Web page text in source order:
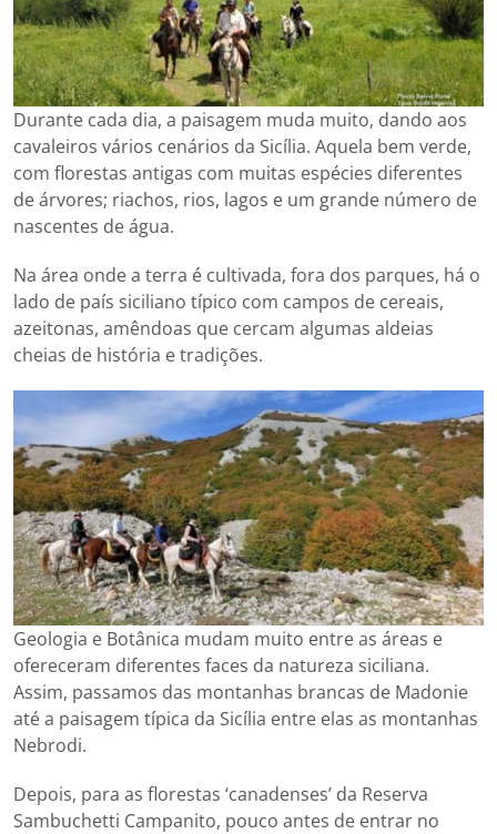
Durante cada dia, a paisagem muda muito, dando aos
cavaleiros vários cenários da Sicília. Aquela bem verde,
com florestas antigas com muitas espécies diferentes
de árvores; riachos, rios, lagos e um grande número de
nascentes de água.
Na área onde a terra é cultivada, fora dos parques, há o
lado de país siciliano típico com campos de cereais,
azeitonas, amêndoas que cercam algumas aldeias
cheias de história e tradições.
Geologia e Botânica mudam muito entre as áreas e
ofereceram diferentes faces da natureza siciliana.
Assim, passamos das montanhas brancas de Madonie
até a paisagem típica da Sicília entre elas as montanhas
Nebrodi.
Depois, para as florestas ‘canadenses’ da Reserva
Sambuchetti Campanito, pouco antes de entrar no